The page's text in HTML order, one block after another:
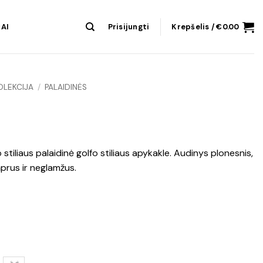
Prisijungti Krepšelis /€0.00
/ PALAIDINĖS
palaidinė golfo stiliaus apykakle. Audinys plonesnis,
ir neglamžus.